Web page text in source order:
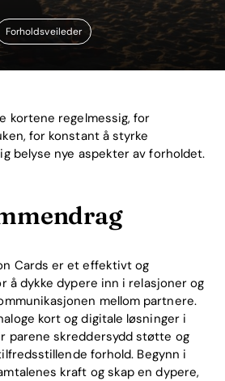
Forholdsveileder
kortene regelmessig, for
for konstant å styrke
belyse nye aspekter av forholdet.
Cards er et effektivt og
å dykke dypere inn i relasjoner og
mellom partnere.
kort og digitale løsninger i
parene skreddersydd støtte og
forhold. Begynn i
kraft og skap en dypere,